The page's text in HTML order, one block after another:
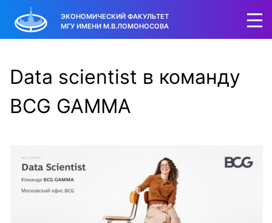
ЭКОНОМИЧЕСКИЙ ФАКУЛЬТЕТ
МГУ ИМЕНИ М.В.ЛОМОНОСОВА
Data scientist в команду
BCG GAMMA